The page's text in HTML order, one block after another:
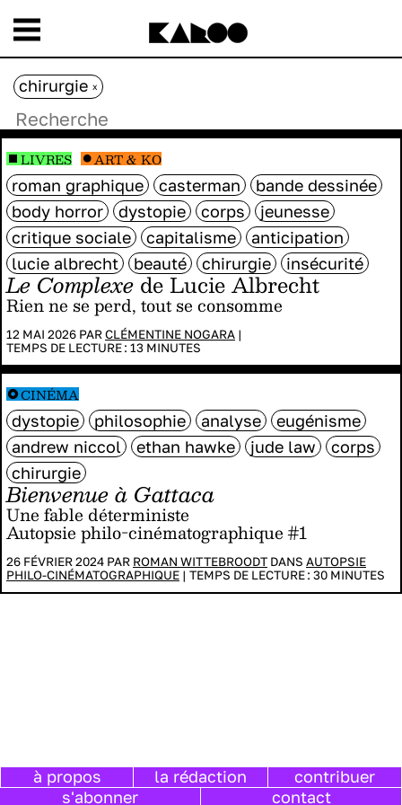
Le Complexede Lucie Albrecht
Rien ne se perd, tout se consomme
12 MAI 2026 PARCLÉMENTINE NOGARA |
TEMPS DE LECTURE : 13 MINUTES
roman graphique casterman
bande dessinée
body horror
dystopie corps
jeunesse
critique sociale
capitalisme
anticipation
lucie albrecht
beauté chirurgie insécurité
LIVRES ART & KO
Bienvenue à Gattaca
Une fable déterministe
Autopsie philo-cinématographique #1
26 FÉVRIER 2024 PAR ROMAN WITTEBROODT DANS AUTOPSIE
PHILO-CINÉMATOGRAPHIQUE | TEMPS DE LECTURE : 30 MINUTES
dystopie philosophie analyse
eugénisme
andrew niccol
ethan hawke jude law
corps
chirurgie
CINÉMA
chirurgie x
à propos la rédaction
contribuer
s'abonner
contact